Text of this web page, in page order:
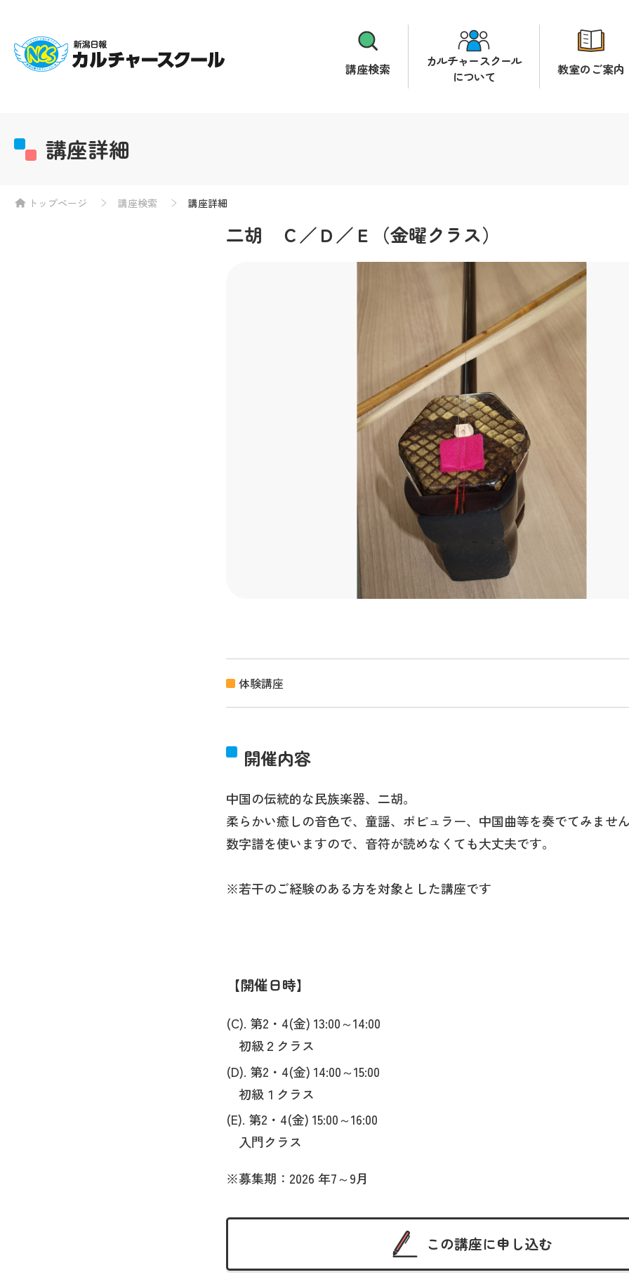
講座検索
カルチャースクール
について
教室のご案内
講座詳細
トップページ 講座検索 講座詳細
二胡 Ｃ／Ｄ／Ｅ（金曜クラス）
体験講座
開催内容
中国の伝統的な民族楽器、二胡。
柔らかい癒しの音色で、童謡、ポピュラー、中国曲等を奏でてみませ
数字譜を使いますので、音符が読めなくても大丈夫です。
※若干のご経験のある方を対象とした講座です
開催日時
(C). 第2・4(金) 13:00～14:00
初級２クラス
(D). 第2・4(金) 14:00～15:00
初級１クラス
(E). 第2・4(金) 15:00～16:00
入門クラス
※募集期：2026 年7～9月
この講座に申し込む